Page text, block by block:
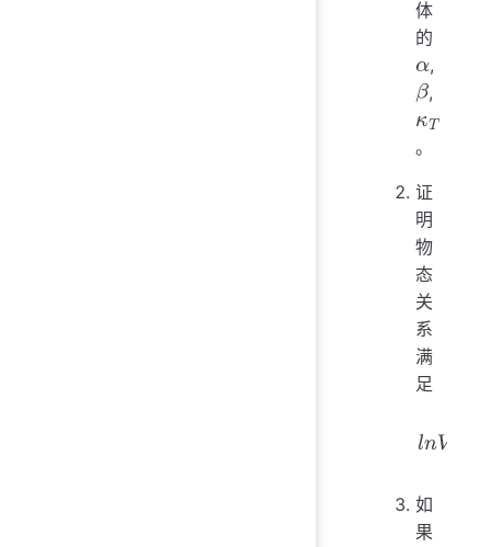
体
的
α
,
β
,
κ
。
证
明
物
态
关
系
满
足
如
果